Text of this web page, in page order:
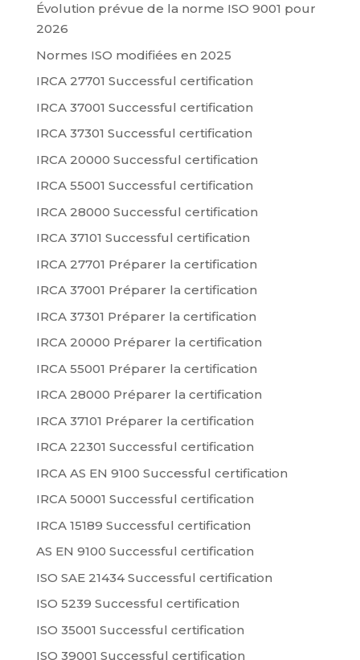
Évolution prévue de la norme ISO 9001 pour
2026
Normes ISO modifiées en 2025
IRCA 27701 Successful certification
IRCA 37001 Successful certification
IRCA 37301 Successful certification
IRCA 20000 Successful certification
IRCA 55001 Successful certification
IRCA 28000 Successful certification
IRCA 37101 Successful certification
IRCA 27701 Préparer la certification
IRCA 37001 Préparer la certification
IRCA 37301 Préparer la certification
IRCA 20000 Préparer la certification
IRCA 55001 Préparer la certification
IRCA 28000 Préparer la certification
IRCA 37101 Préparer la certification
IRCA 22301 Successful certification
IRCA AS EN 9100 Successful certification
IRCA 50001 Successful certification
IRCA 15189 Successful certification
AS EN 9100 Successful certification
ISO SAE 21434 Successful certification
ISO 5239 Successful certification
ISO 35001 Successful certification
ISO 39001 Successful certification